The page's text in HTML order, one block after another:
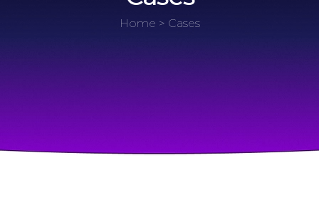
Home > Cases